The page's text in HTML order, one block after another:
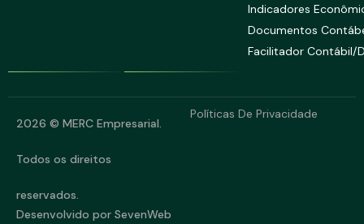
Indicadores
Documentos
Facilitador Contábil/
2026 © MERC Empresarial.
Todos os direitos
reservados.
Desenvolvido por SevenWeb
Políticas De Privacidade